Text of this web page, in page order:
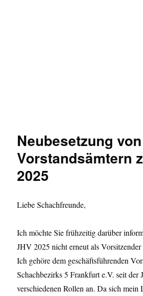
Neubesetzung von
Vorstandsämtern
2025
Liebe Schachfreunde,
Ich möchte Sie frühzeitig darüber
JHV 2025 nicht erneut als
Ich gehöre dem geschäftsführenden
Schachbezirks 5 Frankfurt e.V. seit der
verschiedenen Rollen an. Da sich mein